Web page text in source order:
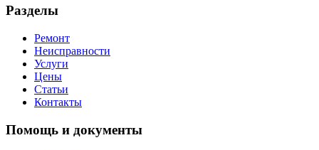
Разделы
Ремонт
Неисправности
Услуги
Цены
Статьи
Контакты
Помощь и документы